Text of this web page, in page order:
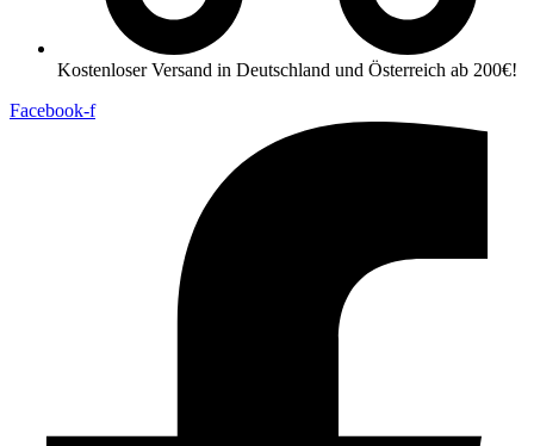
Kostenloser Versand in Deutschland und Österreich ab 200€!
Facebook-f